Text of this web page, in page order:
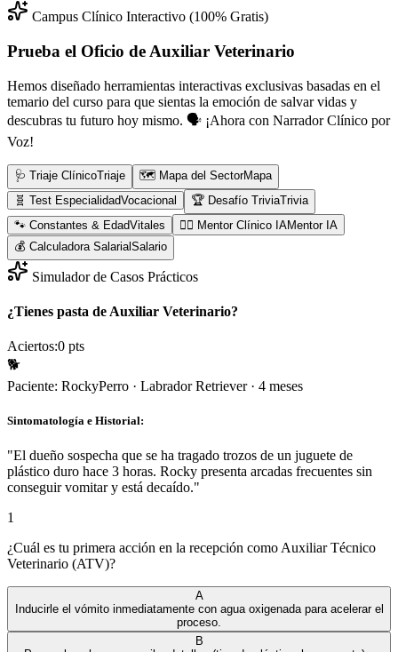
Campus Clínico Interactivo (100% Gratis)
Prueba el Oficio de Auxiliar Veterinario
Hemos diseñado herramientas interactivas exclusivas basadas en el
temario del curso para que sientas la emoción de salvar vidas y
descubras tu futuro hoy mismo. 🗣️ ¡Ahora con Narrador Clínico por
Voz!
🩺 Triaje ClínicoTriaje 🗺️ Mapa del SectorMapa
🧬 Test EspecialidadVocacional 🏆 Desafío TriviaTrivia
🐾 Constantes & EdadVitales 👨‍⚕️ Mentor Clínico IAMentor IA
💰 Calculadora SalarialSalario
Simulador de Casos Prácticos
¿Tienes pasta de Auxiliar Veterinario?
Aciertos:0 pts
🐕
Paciente: RockyPerro · Labrador Retriever· 4 meses
Sintomatología e Historial:
"El dueño sospecha que se ha tragado trozos de un juguete de
plástico duro hace 3 horas. Rocky presenta arcadas frecuentes sin
conseguir vomitar y está decaído."
1
¿Cuál es tu primera acción en la recepción como Auxiliar Técnico
Veterinario (ATV)?
A
Inducirle el vómito inmediatamente con agua oxigenada para acelerar el
proceso.
B